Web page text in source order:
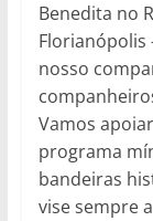
Benedita no
Florianópolis
nosso
Vamos
programa
bandeiras
vise sempre